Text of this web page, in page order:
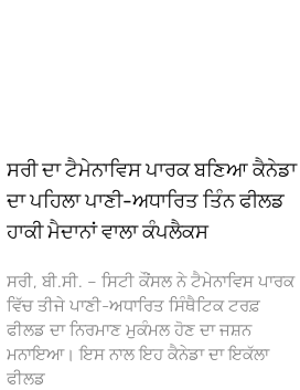
ਸਰੀ ਦਾ ਟੈਮੇਨਾਵਿਸ ਪਾਰਕ ਬਣਿਆ ਕੈਨੇਡਾ
ਦਾ ਪਹਿਲਾ ਪਾਣੀ-ਅਧਾਰਿਤ ਤਿੰਨ ਫੀਲਡ
ਹਾਕੀ ਮੈਦਾਨਾਂ ਵਾਲਾ ਕੰਪਲੈਕਸ
ਸਰੀ, ਬੀ.ਸੀ. – ਸਿਟੀ ਕੌਂਸਲ ਨੇ ਟੈਮੇਨਾਵਿਸ ਪਾਰਕ
ਵਿੱਚ ਤੀਜੇ ਪਾਣੀ-ਅਧਾਰਿਤ ਸਿੰਥੈਟਿਕ ਟਰਫ਼
ਫੀਲਡ ਦਾ ਨਿਰਮਾਣ ਮੁਕੰਮਲ ਹੋਣ ਦਾ ਜਸ਼ਨ
ਮਨਾਇਆ। ਇਸ ਨਾਲ ਇਹ ਕੈਨੇਡਾ ਦਾ ਇਕੱਲਾ
ਫੀਲਡ